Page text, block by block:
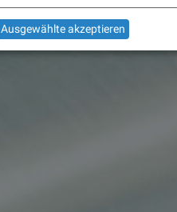
Ausgewählte akzeptieren